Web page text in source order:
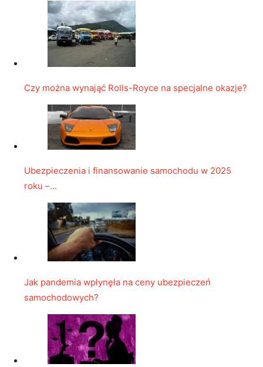
Czy można wynająć Rolls-Royce na specjalne okazje?
Ubezpieczenia i finansowanie samochodu w 2025
roku –…
Jak pandemia wpłynęła na ceny ubezpieczeń
samochodowych?